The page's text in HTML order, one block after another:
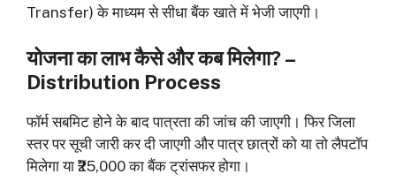
Transfer) के माध्यम से सीधा बैंक खाते में भेजी जाएगी।
योजना का लाभ कैसे और कब मिलेगा? –
Distribution Process
फॉर्म सबमिट होने के बाद पात्रता की जांच की जाएगी। फिर जिला
स्तर पर सूची जारी कर दी जाएगी और पात्र छात्रों को या तो लैपटॉप
मिलेगा या ₹25,000 का बैंक ट्रांसफर होगा।